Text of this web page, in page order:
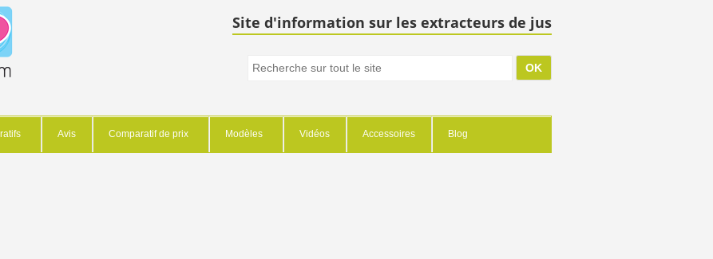
Site d'information sur les extracteurs de jus
Avis Comparatif de prix Modèles Vidéos Accessoires Blog